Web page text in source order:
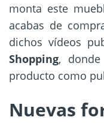
monta este
acabas de
dichos vídeos
Shopping,
producto como
Nuevas